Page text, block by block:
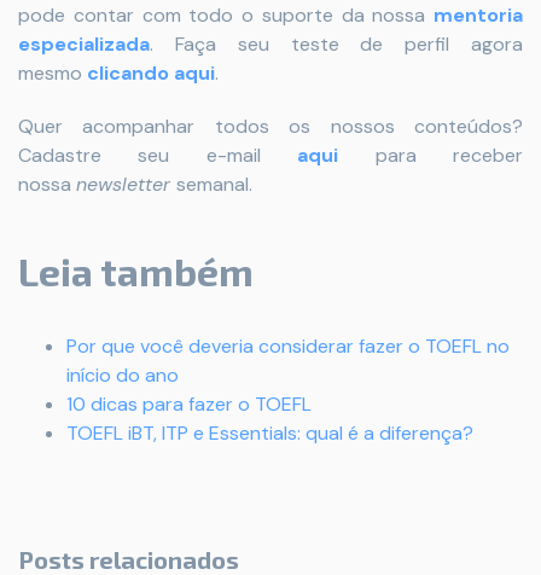
pode contar com todo o suporte da nossa mentoria
especializada. Faça seu teste de perfil agora
mesmo clicando aqui.
Quer acompanhar todos os nossos conteúdos?
Cadastre seu e-mail aqui para receber
nossa newsletter semanal.
Leia também
Por que você deveria considerar fazer o TOEFL no
início do ano
10 dicas para fazer o TOEFL
TOEFL iBT, ITP e Essentials: qual é a diferença?
Posts relacionados